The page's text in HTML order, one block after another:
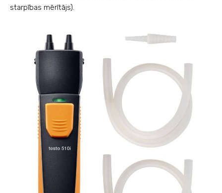
starpības mērītājs).